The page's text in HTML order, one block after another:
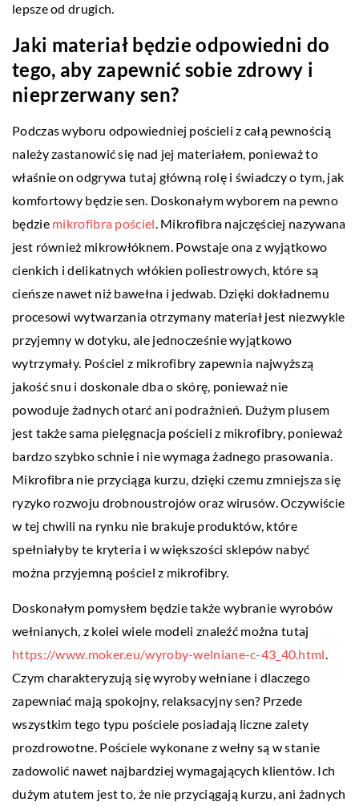
lepsze od drugich.
Jaki materiał będzie odpowiedni do
tego, aby zapewnić sobie zdrowy i
nieprzerwany sen?
Podczas wyboru odpowiedniej pościeli z całą pewnością
należy zastanowić się nad jej materiałem, ponieważ to
właśnie on odgrywa tutaj główną rolę i świadczy o tym, jak
komfortowy będzie sen. Doskonałym wyborem na pewno
będzie mikrofibra pościel. Mikrofibra najczęściej nazywana
jest również mikrowłóknem. Powstaje ona z wyjątkowo
cienkich i delikatnych włókien poliestrowych, które są
cieńsze nawet niż bawełna i jedwab. Dzięki dokładnemu
procesowi wytwarzania otrzymany materiał jest niezwykle
przyjemny w dotyku, ale jednocześnie wyjątkowo
wytrzymały. Pościel z mikrofibry zapewnia najwyższą
jakość snu i doskonale dba o skórę, ponieważ nie
powoduje żadnych otarć ani podrażnień. Dużym plusem
jest także sama pielęgnacja pościeli z mikrofibry, ponieważ
bardzo szybko schnie i nie wymaga żadnego prasowania.
Mikrofibra nie przyciąga kurzu, dzięki czemu zmniejsza się
ryzyko rozwoju drobnoustrojów oraz wirusów. Oczywiście
w tej chwili na rynku nie brakuje produktów, które
spełniałyby te kryteria i w większości sklepów nabyć
można przyjemną pościel z mikrofibry.
Doskonałym pomysłem będzie także wybranie wyrobów
wełnianych, z kolei wiele modeli znaleźć można tutaj
https://www.moker.eu/wyroby-welniane-c-43_40.html.
Czym charakteryzują się wyroby wełniane i dlaczego
zapewniać mają spokojny, relaksacyjny sen? Przede
wszystkim tego typu pościele posiadają liczne zalety
prozdrowotne. Pościele wykonane z wełny są w stanie
zadowolić nawet najbardziej wymagających klientów. Ich
dużym atutem jest to, że nie przyciągają kurzu, ani żadnych